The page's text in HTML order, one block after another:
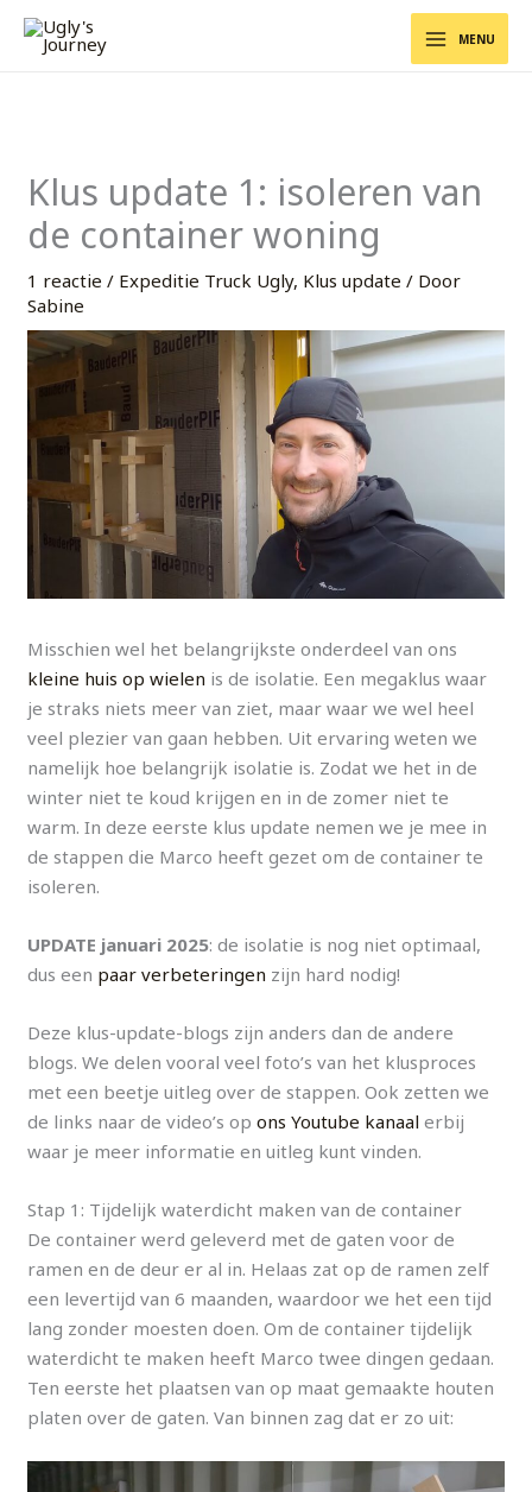
naar
MENU
Klus update 1: isoleren van
de container woning
1 reactie / Expeditie Truck Ugly, Klus update / Door
Sabine
Misschien wel het belangrijkste onderdeel van ons
kleine huis op wielen is de isolatie. Een megaklus waar
je straks niets meer van ziet, maar waar we wel heel
veel plezier van gaan hebben. Uit ervaring weten we
namelijk hoe belangrijk isolatie is. Zodat we het in de
winter niet te koud krijgen en in de zomer niet te
warm. In deze eerste klus update nemen we je mee in
de stappen die Marco heeft gezet om de container te
isoleren.
UPDATE januari 2025: de isolatie is nog niet optimaal,
dus een paar verbeteringen zijn hard nodig!
Deze klus-update-blogs zijn anders dan de andere
blogs. We delen vooral veel foto’s van het klusproces
met een beetje uitleg over de stappen. Ook zetten we
de links naar de video’s opons Youtube kanaalerbij
waar je meer informatie en uitleg kunt vinden.
Stap 1: Tijdelijk waterdicht maken van de container
De container werd geleverd met de gaten voor de
ramen en de deur er al in. Helaas zat op de ramen zelf
een levertijd van 6 maanden, waardoor we het een tijd
lang zonder moesten doen. Om de container tijdelijk
waterdicht te maken heeft Marco twee dingen gedaan.
Ten eerste het plaatsen van op maat gemaakte houten
platen over de gaten. Van binnen zag dat er zo uit: